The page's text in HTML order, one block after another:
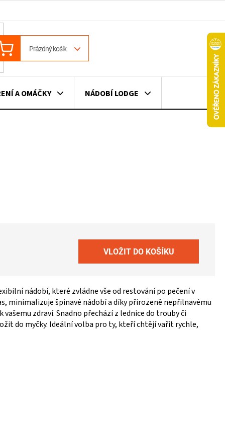
Prázdný košík
A OMÁČKY NÁDOBÍ LODGE
nádobí, které zvládne vše od restování po pečení v
minimalizuje špinavé nádobí a díky přirozeně nepřilnavému
zdraví. Snadno přechází z lednice do trouby či
do myčky. Ideální volba pro ty, kteří chtějí vařit rychle,